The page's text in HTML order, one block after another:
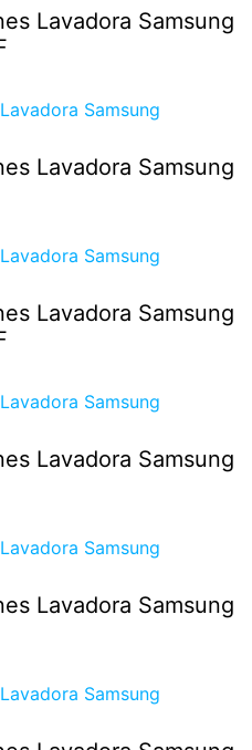
Lavadora Samsung
Lavadora Samsung
Lavadora Samsung
Lavadora Samsung
Lavadora Samsung